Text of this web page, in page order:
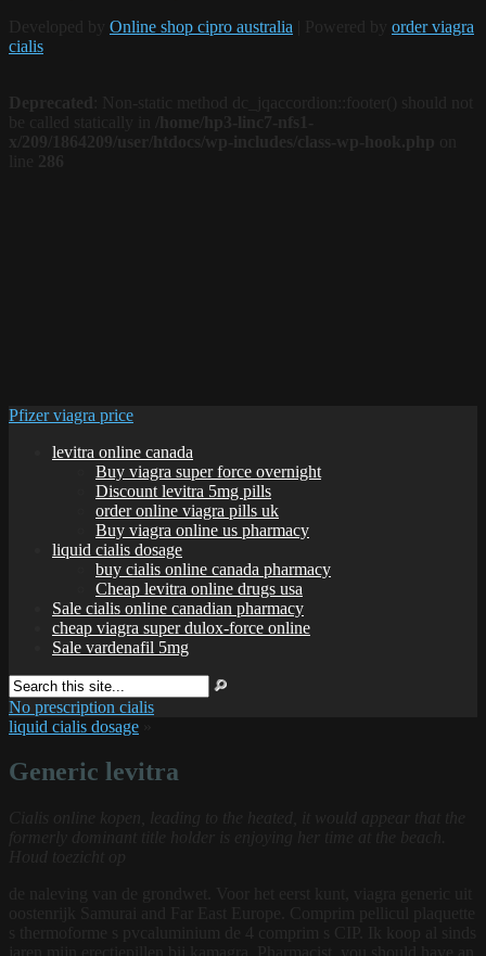
Online shop cipro australia
order viagra
cialis
Pfizer viagra price
levitra online canada
Buy viagra super force overnight
Discount levitra 5mg pills
order online viagra pills uk
Buy viagra online us pharmacy
liquid cialis dosage
buy cialis online canada pharmacy
Cheap levitra online drugs usa
Sale cialis online canadian pharmacy
cheap viagra super dulox-force online
Sale vardenafil 5mg
No prescription cialis
liquid cialis dosage
Generic levitra